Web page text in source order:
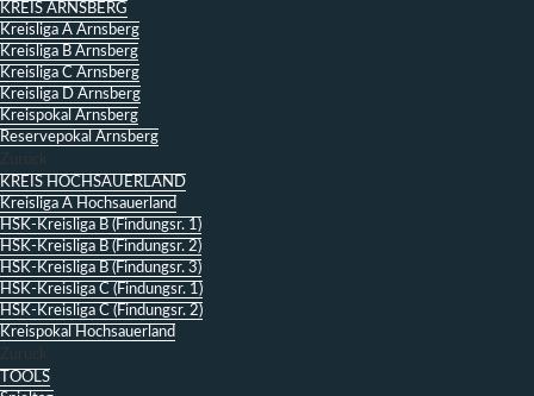
KREIS ARNSBERG
Kreisliga A Arnsberg
Kreisliga B Arnsberg
Kreisliga C Arnsberg
Kreisliga D Arnsberg
Kreispokal Arnsberg
Reservepokal Arnsberg
Zurück
KREIS HOCHSAUERLAND
Kreisliga A Hochsauerland
HSK-Kreisliga B (Findungsr. 1)
HSK-Kreisliga B (Findungsr. 2)
HSK-Kreisliga B (Findungsr. 3)
HSK-Kreisliga C (Findungsr. 1)
HSK-Kreisliga C (Findungsr. 2)
Kreispokal Hochsauerland
Zurück
TOOLS